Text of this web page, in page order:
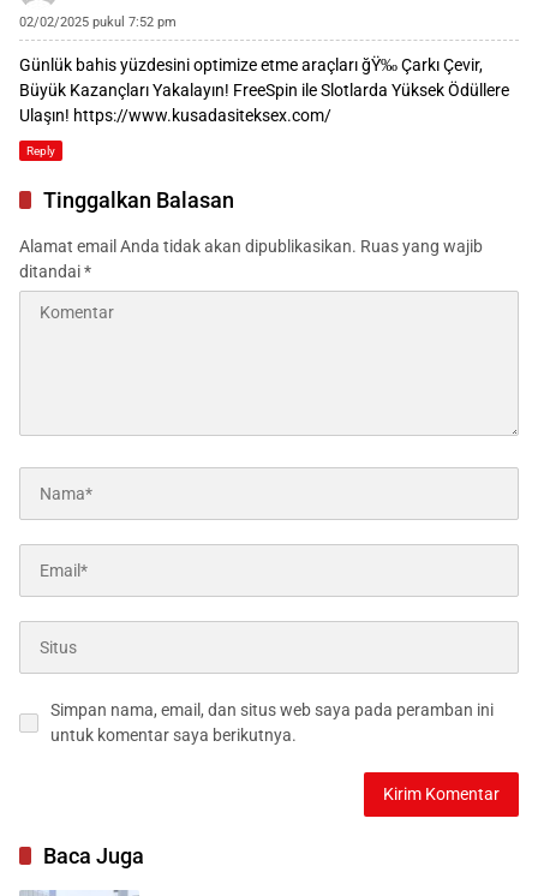
02/02/2025 pukul 7:52 pm
Günlük bahis yüzdesini optimize etme araçları ğŸ‰ Çarkı Çevir,
Büyük Kazançları Yakalayın! FreeSpin ile Slotlarda Yüksek Ödüllere
Ulaşın! https://www.kusadasiteksex.com/
Reply
Tinggalkan Balasan
Alamat email Anda tidak akan dipublikasikan. Ruas yang wajib
ditandai*
Simpan nama, email, dan situs web saya pada peramban ini
untuk komentar saya berikutnya.
Baca Juga